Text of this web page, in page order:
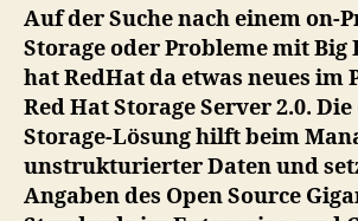
Auf der Suche nach einem on-
Storage oder Probleme mit Big
hat RedHat da etwas neues im
Red Hat Storage Server 2.0.
Storage-Lösung hilft beim
unstrukturierter Daten und
Angaben des Open Source